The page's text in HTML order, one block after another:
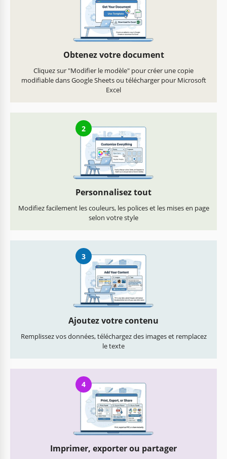
Obtenez votre document
Cliquez sur "Modifier le modèle" pour créer une copie
modifiable dans Google Sheets ou télécharger pour Microsoft
Excel
2
Personnalisez tout
Modifiez facilement les couleurs, les polices et les mises en page
selon votre style
3
Ajoutez votre contenu
Remplissez vos données, téléchargez des images et remplacez
le texte
4
Imprimer, exporter ou partager